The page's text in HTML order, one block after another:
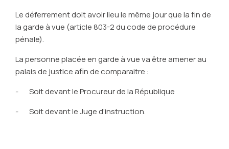
Le déferrement doit avoir lieu le même jour que la fin de
la garde à vue (article 803-2 du code de procédure
pénale).
La personne placée en garde à vue va être amener au
palais de justice afin de comparaitre :
- Soit devant le Procureur de la République
- Soit devant le Juge d’instruction.